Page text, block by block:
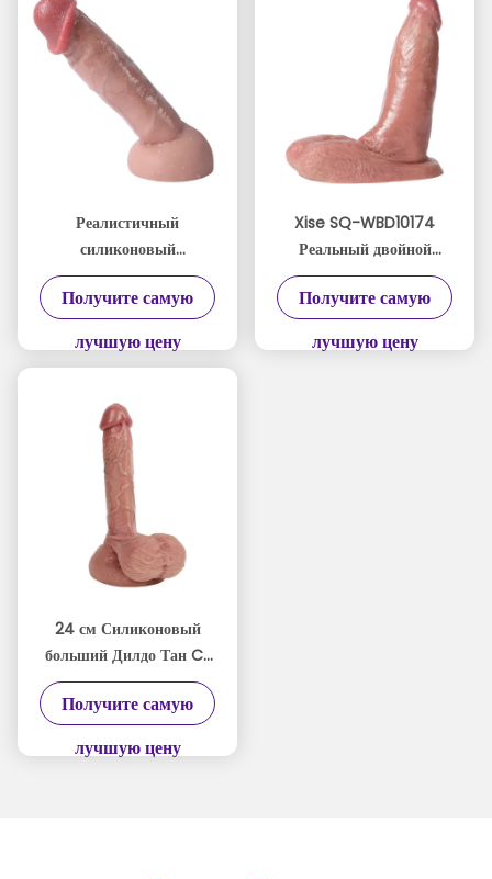
Реалистичный
силиконовый
фаллоимитатор
одинарной плотности с
для максимального
Получите самую
лучшую цену
Xise SQ-WBD10174
Реальный двойной
силиконовый член,
созданный для
комфорта и страсти.
Получите самую
лучшую цену
24 см Силиконовый
больший Дилдо Тан CE
ROHS Сертификат для
максимального
Получите самую
лучшую цену